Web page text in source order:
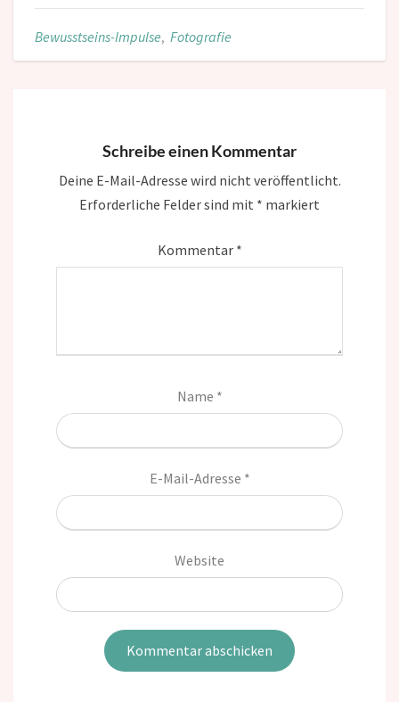
Bewusstseins-Impulse, Fotografie
Schreibe einen Kommentar
Deine E-Mail-Adresse wird nicht veröffentlicht.
Erforderliche Felder sind mit * markiert
Kommentar *
Name *
E-Mail-Adresse *
Website